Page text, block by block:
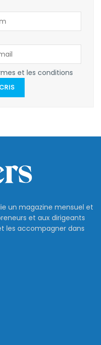
et les conditions
un magazine mensuel et
et aux dirigeants
les accompagner dans